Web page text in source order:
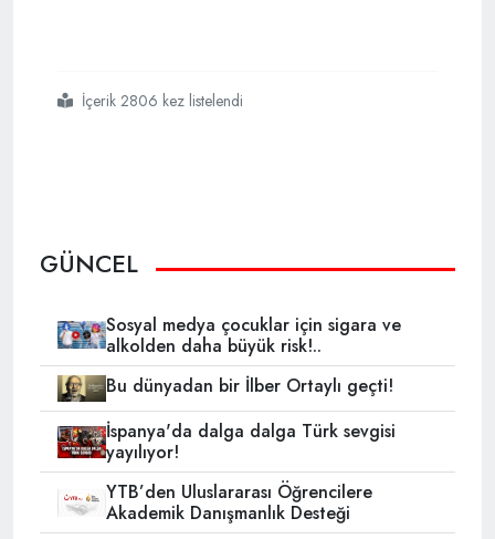
#amerikadaki
#kanlı
#baskında
#en
#çok
#dikkat
#çektiİçerik 2806 kez listelendi
GÜNCEL
Sosyal medya çocuklar için sigara ve
alkolden daha büyük risk!..
Bu dünyadan bir İlber Ortaylı geçti!
İspanya'da dalga dalga Türk sevgisi
yayılıyor!
YTB’den Uluslararası Öğrencilere
Akademik Danışmanlık Desteği